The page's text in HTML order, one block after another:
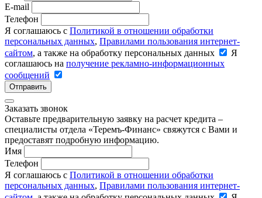
E-mail
Телефон
Я соглашаюсь с Политикой в отношении обработки
персональных данных, Правилами пользования интернет-
сайтом, а также на обработку персональных данных
Я
соглашаюсь на получение рекламно-информационных
сообщений
Отправить
Заказать звонок
Оставьте предварительную заявку на расчет кредита –
специалисты отдела «Теремъ-Финанс» свяжутся с Вами и
предоставят подробную информацию.
Имя
Телефон
Я соглашаюсь с Политикой в отношении обработки
персональных данных, Правилами пользования интернет-